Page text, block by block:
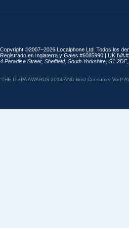
Copyright ©2007–2026 Localphone Ltd . Todos los
Registrado en Inglaterra y Gales #6085990 | UK IVA
4 Paradise Street, Sheffield, South Yorkshire S1 2DF,
“THE ITSPA AWARDS 2014 AND Best Consumer VoIP